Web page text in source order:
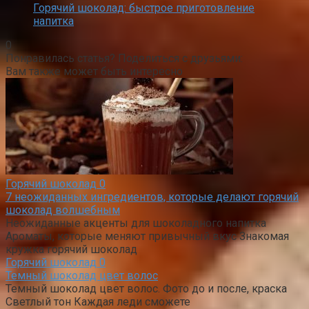
Горячий шоколад: быстрое приготовление
напитка
0
Понравилась статья? Поделиться с друзьями:
Вам также может быть интересно
Горячий шоколад 0
7 неожиданных ингредиентов, которые делают горячий
шоколад волшебным
Неожиданные акценты для шоколадного напитка
Ароматы, которые меняют привычный вкус Знакомая
кружка горячий шоколад
Горячий шоколад 0
Темный шоколад цвет волос
Темный шоколад цвет волос. Фото до и после, краска
Светлый тон Каждая леди сможете